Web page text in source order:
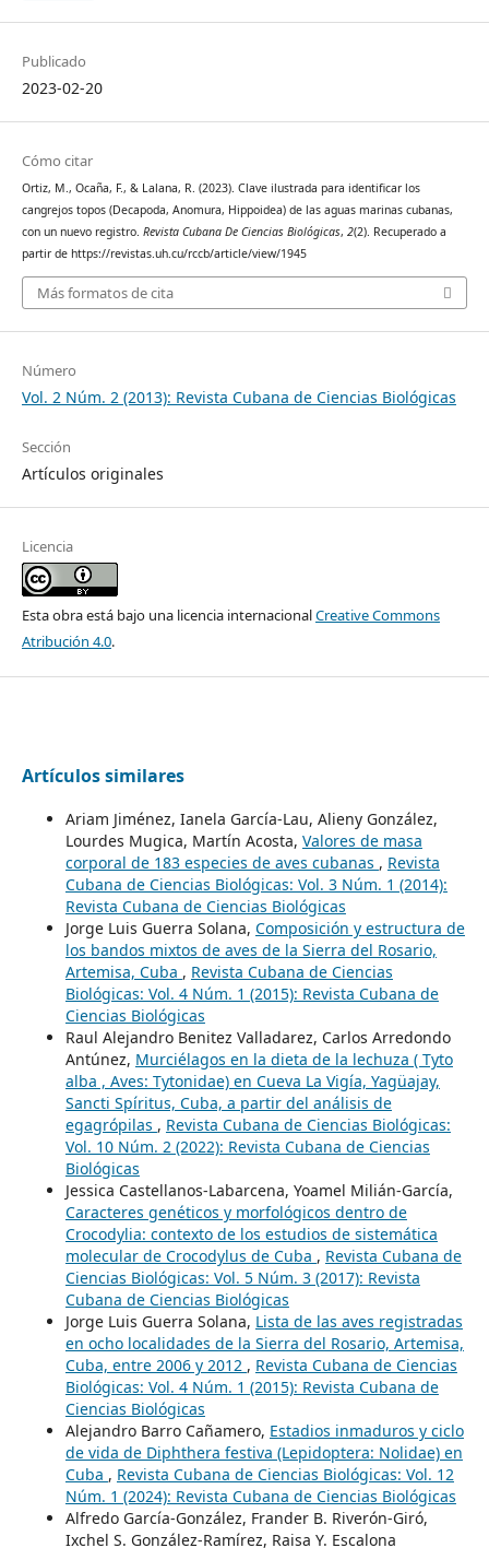
Publicado
2023-02-20
Cómo citar
Ortiz, M., Ocaña, F., & Lalana, R. (2023). Clave ilustrada para identificar los
cangrejos topos (Decapoda, Anomura, Hippoidea) de las aguas marinas cubanas,
con un nuevo registro. Revista Cubana De Ciencias Biológicas, 2(2). Recuperado a
partir de https://revistas.uh.cu/rccb/article/view/1945
Más formatos de cita
Número
Vol. 2 Núm. 2 (2013): Revista Cubana de Ciencias Biológicas
Sección
Artículos originales
Licencia
Esta obra está bajo una licencia internacionalCreative Commons
Atribución 4.0.
Artículos similares
Ariam Jiménez, Ianela García-Lau, Alieny González,
Lourdes Mugica, Martín Acosta, Valores de masa
corporal de 183 especies de aves cubanas , Revista
Cubana de Ciencias Biológicas: Vol. 3 Núm. 1 (2014):
Revista Cubana de Ciencias Biológicas
Jorge Luis Guerra Solana, Composición y estructura de
los bandos mixtos de aves de la Sierra del Rosario,
Artemisa, Cuba , Revista Cubana de Ciencias
Biológicas: Vol. 4 Núm. 1 (2015): Revista Cubana de
Ciencias Biológicas
Raul Alejandro Benitez Valladarez, Carlos Arredondo
Antúnez, Murciélagos en la dieta de la lechuza ( Tyto
alba , Aves: Tytonidae) en Cueva La Vigía, Yagüajay,
Sancti Spíritus, Cuba, a partir del análisis de
egagrópilas , Revista Cubana de Ciencias Biológicas:
Vol. 10 Núm. 2 (2022): Revista Cubana de Ciencias
Biológicas
Jessica Castellanos-Labarcena, Yoamel Milián-García,
Caracteres genéticos y morfológicos dentro de
Crocodylia: contexto de los estudios de sistemática
molecular de Crocodylus de Cuba , Revista Cubana de
Ciencias Biológicas: Vol. 5 Núm. 3 (2017): Revista
Cubana de Ciencias Biológicas
Jorge Luis Guerra Solana, Lista de las aves registradas
en ocho localidades de la Sierra del Rosario, Artemisa,
Cuba, entre 2006 y 2012 , Revista Cubana de Ciencias
Biológicas: Vol. 4 Núm. 1 (2015): Revista Cubana de
Ciencias Biológicas
Alejandro Barro Cañamero, Estadios inmaduros y ciclo
de vida de Diphthera festiva (Lepidoptera: Nolidae) en
Cuba , Revista Cubana de Ciencias Biológicas: Vol. 12
Núm. 1 (2024): Revista Cubana de Ciencias Biológicas
Alfredo García-González, Frander B. Riverón-Giró,
Ixchel S. González-Ramírez, Raisa Y. Escalona